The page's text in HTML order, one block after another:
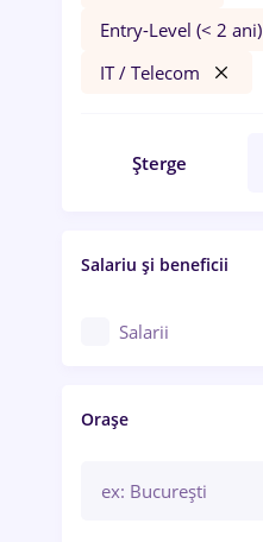
Entry-Level (< 2 ani)
IT / Telecom
Șterge
Salariu și beneficii
Salarii
Orașe